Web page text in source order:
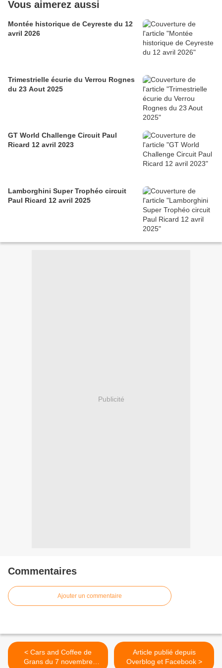
Vous aimerez aussi
Montée historique de Ceyreste du 12
avril 2026
Trimestrielle écurie du Verrou Rognes
du 23 Aout 2025
GT World Challenge Circuit Paul
Ricard 12 avril 2023
Lamborghini Super Trophéo circuit
Paul Ricard 12 avril 2025
Publicité
Commentaires
Ajouter un commentaire
< Cars and Coffee de
Grans du 7 novembre
Article publié depuis
Overblog et Facebook >